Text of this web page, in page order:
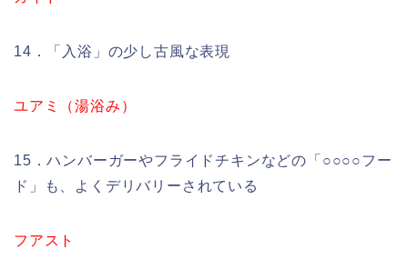
14．「入浴」の少し古風な表現
ユアミ（湯浴み）
15．ハンバーガーやフライドチキンなどの「○○○○フー
ド」も、よくデリバリーされている
フアスト